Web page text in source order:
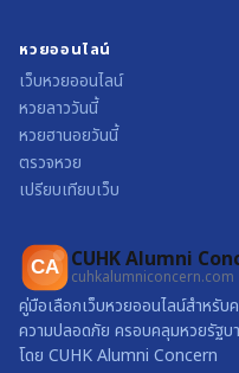
หวยออนไลน์
เว็บหวยออนไลน์
หวยลาววันนี้
หวยฮานอยวันนี้
ตรวจหวย
เปรียบเทียบเว็บ
CA CUHK Alumni
cuhkalumniconcern.com
คู่มือเลือกเว็บหวยออนไลน์สำหรับ
ความปลอดภัย ครอบคลุมหวยรัฐ
โดย CUHK Alumni Concern